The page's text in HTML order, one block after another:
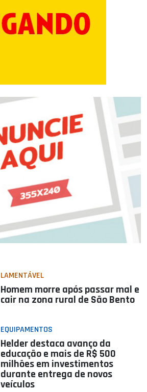
LAMENTÁVEL
Homem morre após passar mal e
cair na zona rural de São Bento
EQUIPAMENTOS
Helder destaca avanço da
educação e mais de R$ 500
milhões em investimentos
durante entrega de novos
veículos